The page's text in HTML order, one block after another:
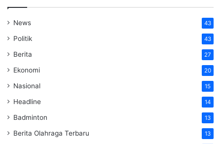
News 43
Politik 43
Berita 27
Ekonomi 20
Nasional 15
Headline 14
Badminton 13
Berita Olahraga Terbaru 13